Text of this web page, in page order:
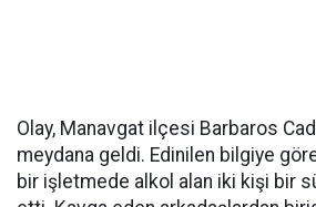
Olay, Manavgat ilçesi Barbaros
meydana geldi. Edinilen bilgiye
bir işletmede alkol alan iki kişi bir